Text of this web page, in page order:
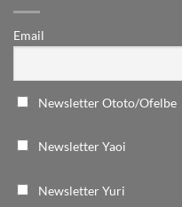
Email
Newsletter Ototo/Ofelbe
Newsletter Yaoi
Newsletter Yuri